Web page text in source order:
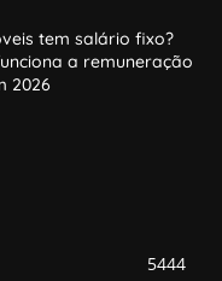
tem salário fixo?
a remuneração
2026
5444